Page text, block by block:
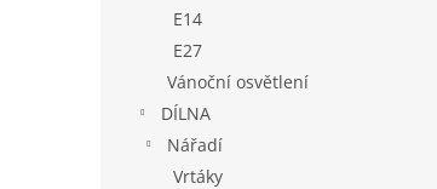
E14
E27
Vánoční osvětlení
DÍLNA
Nářadí
Vrtáky